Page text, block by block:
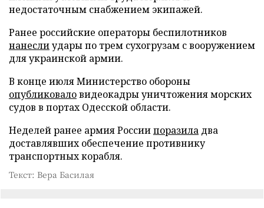
недостаточным снабжением экипажей.
Ранее российские операторы беспилотников
нанеслиудары по трем сухогрузам с вооружением
для украинской армии.
В конце июля Министерство обороны
опубликоваловидеокадры уничтожения морских
судов в портах Одесской области.
Неделей ранее армия Россиипоразила два
доставлявших обеспечение противнику
транспортных корабля.
Текст: Вера Басилая